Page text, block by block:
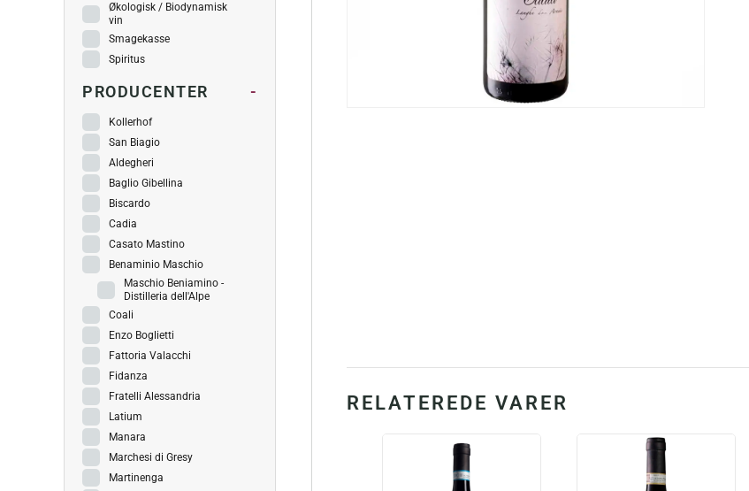
RELATEREDE VARER
Økologisk / Biodynamisk
vin
Smagekasse
Spiritus
PRODUCENTER -
Kollerhof
San Biagio
Aldegheri
Baglio Gibellina
Biscardo
Cadia
Casato Mastino
Benaminio Maschio
Maschio Beniamino -
Distilleria dell'Alpe
Coali
Enzo Boglietti
Fattoria Valacchi
Fidanza
Fratelli Alessandria
Latium
Manara
Marchesi di Gresy
Martinenga